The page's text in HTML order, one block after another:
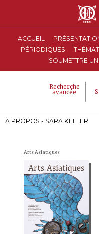
ACCUEIL
PÉRIODIQUES
SOUMETTRE
Recherche
avancée
À PROPOS - SARA KELLER
Arts Asiatiques